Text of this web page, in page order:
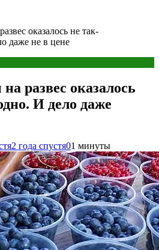
оказалось не так-
даже не в цене
развес оказалось
И дело даже
2 года спустя01 минуты